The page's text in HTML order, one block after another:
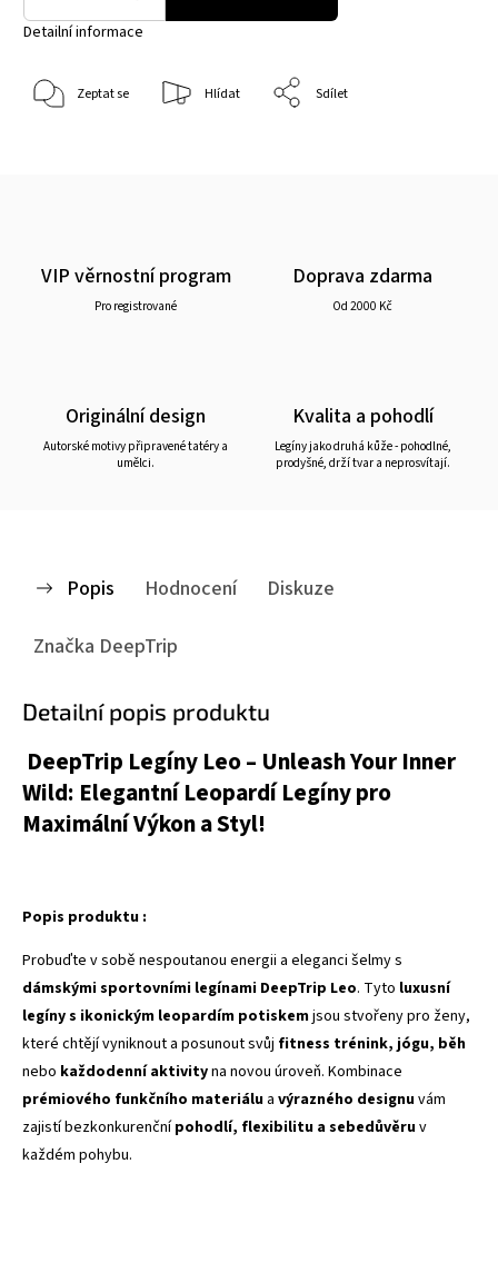
Detailní informace
Zeptat se Hlídat Sdílet
VIP věrnostní program
Pro registrované
Doprava zdarma
Od 2000 Kč
Originální design
Autorské motivy připravené tatéry a
umělci.
Kvalita a pohodlí
Legíny jako druhá kůže - pohodlné,
prodyšné, drží tvar a neprosvítají.
Popis Hodnocení
Diskuze
Značka DeepTrip
Detailní popis produktu
DeepTrip Legíny Leo – Unleash Your Inner
Wild: Elegantní Leopardí Legíny pro
Maximální Výkon a Styl!
Popis produktu :
Probuďte v sobě nespoutanou energii a eleganci šelmy s
dámskými sportovními legínami DeepTrip Leo. Tyto luxusní
legíny s ikonickým leopardím potiskemjsou stvořeny pro ženy,
které chtějí vyniknout a posunout svůj fitness trénink, jógu, běh
nebo každodenní aktivityna novou úroveň. Kombinace
prémiového funkčního materiálu a výrazného designuvám
zajistí bezkonkurenčnípohodlí, flexibilitu a sebedůvěruv
každém pohybu.